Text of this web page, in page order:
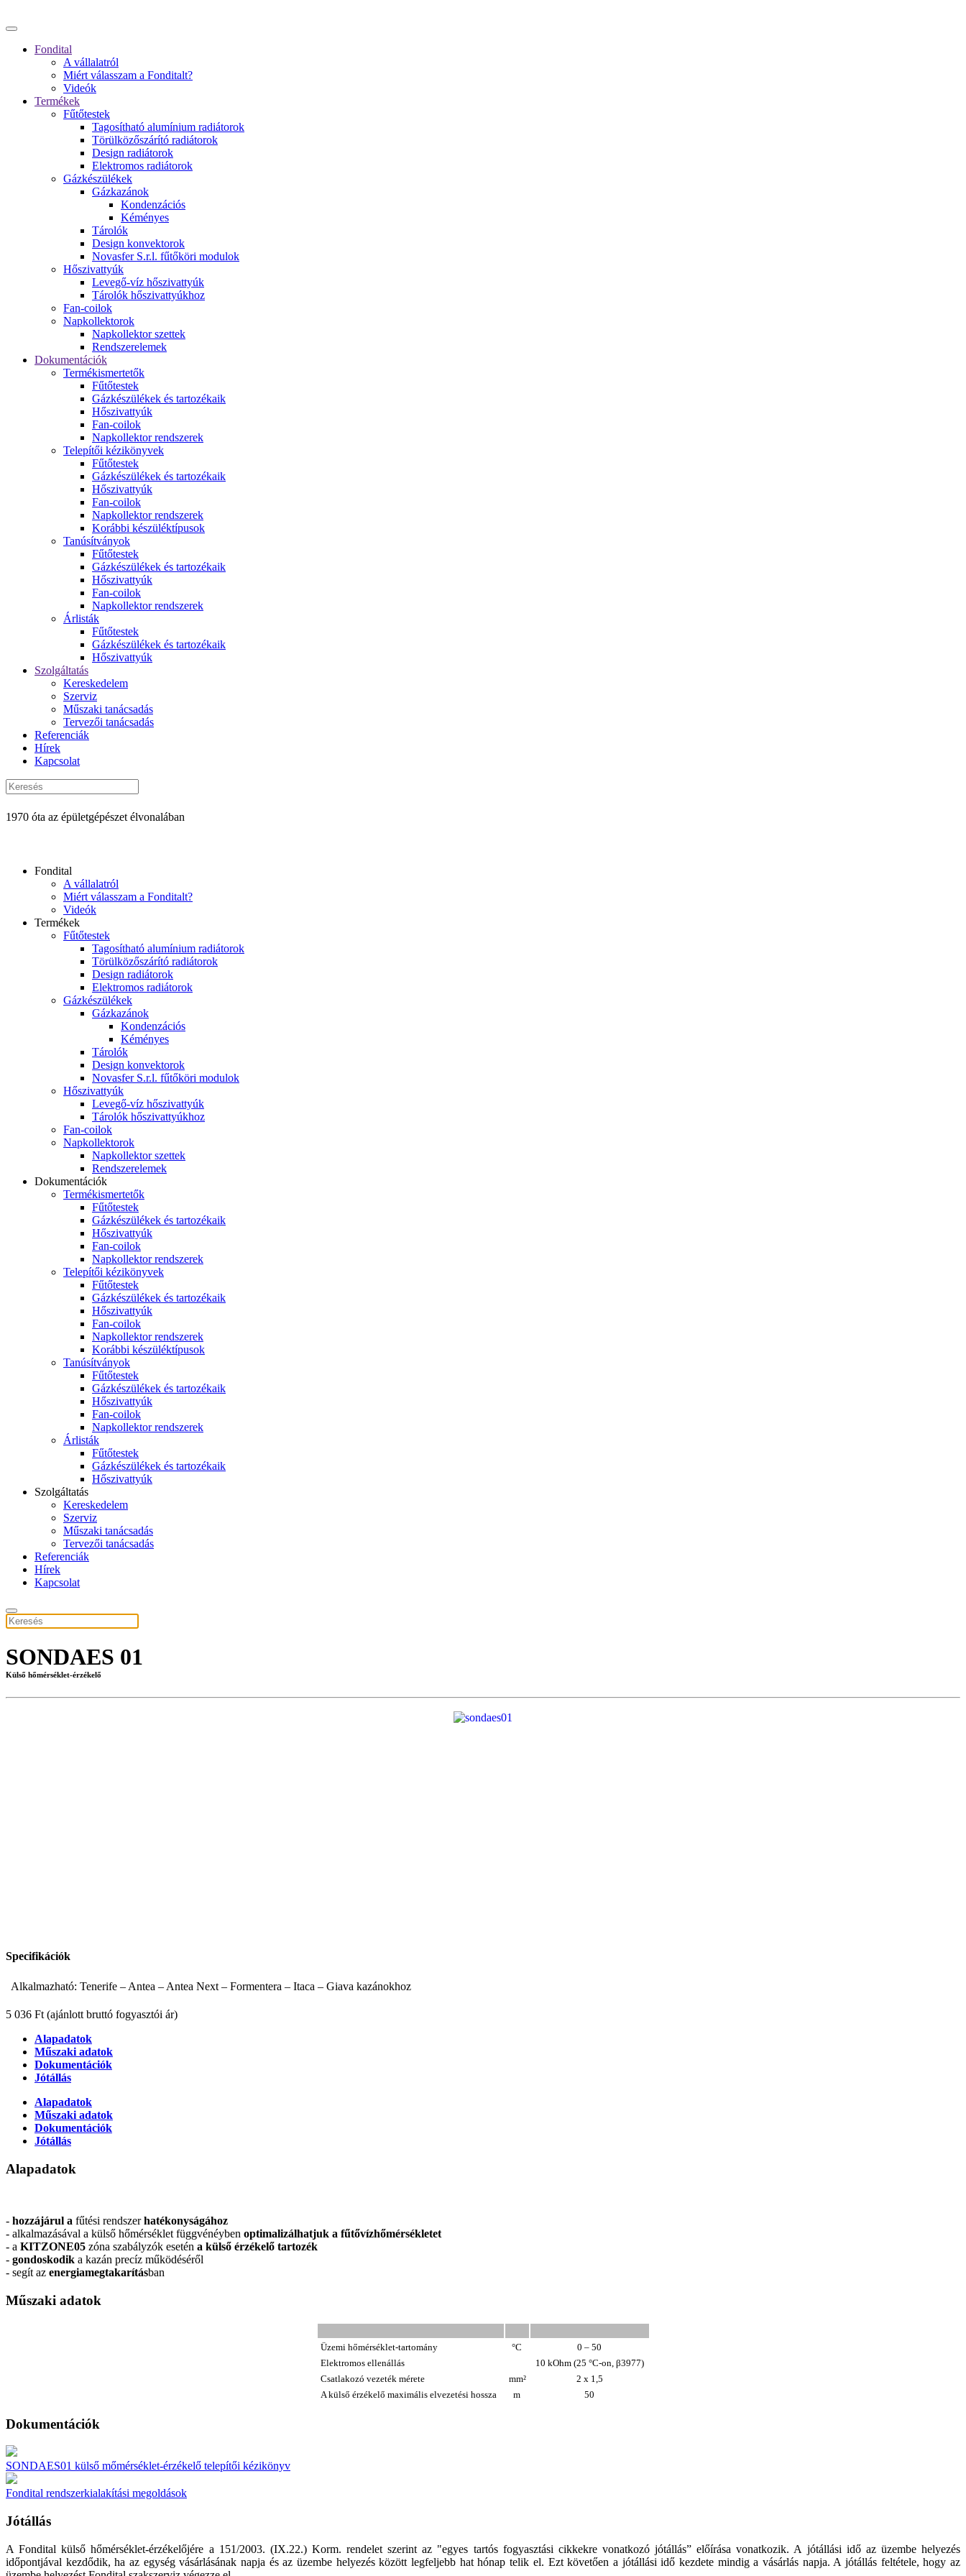
Fondital
A vállalatról
Miért válasszam a Fonditalt?
Videók
Termékek
Fűtőtestek
Tagosítható alumínium radiátorok
Törülközőszárító radiátorok
Design radiátorok
Elektromos radiátorok
Gázkészülékek
Gázkazánok
Kondenzációs
Kéményes
Tárolók
Design konvektorok
Novasfer S.r.l. fűtőköri modulok
Hőszivattyúk
Levegő-víz hőszivattyúk
Tárolók hőszivattyúkhoz
Fan-coilok
Napkollektorok
Napkollektor szettek
Rendszerelemek
Dokumentációk
Termékismertetők
Fűtőtestek
Gázkészülékek és tartozékaik
Hőszivattyúk
Fan-coilok
Napkollektor rendszerek
Telepítői kézikönyvek
Fűtőtestek
Gázkészülékek és tartozékaik
Hőszivattyúk
Fan-coilok
Napkollektor rendszerek
Korábbi készüléktípusok
Tanúsítványok
Fűtőtestek
Gázkészülékek és tartozékaik
Hőszivattyúk
Fan-coilok
Napkollektor rendszerek
Árlisták
Fűtőtestek
Gázkészülékek és tartozékaik
Hőszivattyúk
Szolgáltatás
Kereskedelem
Szerviz
Műszaki tanácsadás
Tervezői tanácsadás
Referenciák
Hírek
Kapcsolat
1970 óta az épületgépészet élvonalában
Fondital
A vállalatról
Miért válasszam a Fonditalt?
Videók
Termékek
Fűtőtestek
Tagosítható alumínium radiátorok
Törülközőszárító radiátorok
Design radiátorok
Elektromos radiátorok
Gázkészülékek
Gázkazánok
Kondenzációs
Kéményes
Tárolók
Design konvektorok
Novasfer S.r.l. fűtőköri modulok
Hőszivattyúk
Levegő-víz hőszivattyúk
Tárolók hőszivattyúkhoz
Fan-coilok
Napkollektorok
Napkollektor szettek
Rendszerelemek
Dokumentációk
Termékismertetők
Fűtőtestek
Gázkészülékek és tartozékaik
Hőszivattyúk
Fan-coilok
Napkollektor rendszerek
Telepítői kézikönyvek
Fűtőtestek
Gázkészülékek és tartozékaik
Hőszivattyúk
Fan-coilok
Napkollektor rendszerek
Korábbi készüléktípusok
Tanúsítványok
Fűtőtestek
Gázkészülékek és tartozékaik
Hőszivattyúk
Fan-coilok
Napkollektor rendszerek
Árlisták
Fűtőtestek
Gázkészülékek és tartozékaik
Hőszivattyúk
Szolgáltatás
Kereskedelem
Szerviz
Műszaki tanácsadás
Tervezői tanácsadás
Referenciák
Hírek
Kapcsolat
SONDAES 01
Külső hőmérséklet-érzékelő
Specifikációk
Alkalmazható: Tenerife – Antea – Antea Next – Formentera – Itaca – Giava kazánokhoz
5 036 Ft (ajánlott bruttó fogyasztói ár)
Alapadatok
Műszaki adatok
Dokumentációk
Jótállás
Alapadatok
Műszaki adatok
Dokumentációk
Jótállás
Alapadatok
- hozzájárul a fűtési rendszerhatékonyságához
- alkalmazásával a külső hőmérséklet függvénéyben optimalizálhatjuk a fűtővízhőmérsékletet
- a KITZONE05 zóna szabályzók esetén a külső érzékelő tartozék
- gondoskodik a kazán precíz működéséről
- segít az energiamegtakarításban
Műszaki adatok
Üzemi hőmérséklet-tartomány °C 0 – 50
Elektromos ellenállás
10 kOhm (25 °C-on, β3977)
Csatlakozó vezeték mérete
mm²
2 x 1,5
A külső érzékelő maximális elvezetési hossza
m 50
Dokumentációk
SONDAES01 külső mőmérséklet-érzékelő telepítői kézikönyv
Fondital rendszerkialakítási megoldások
Jótállás
A Fondital külső hőmérséklet-érzékelőjére a 151/2003. (IX.22.) Korm. rendelet szerint az "egyes tartós fogyasztási cikkekre vonatkozó jótállás” előírása vonatkozik. A jótállási idő az üzembe helyezés
időpontjával kezdődik, ha az egység vásárlásának napja és az üzembe helyezés között legfeljebb hat hónap telik el. Ezt követően a jótállási idő kezdete mindig a vásárlás napja. A jótállás feltétele, hogy az